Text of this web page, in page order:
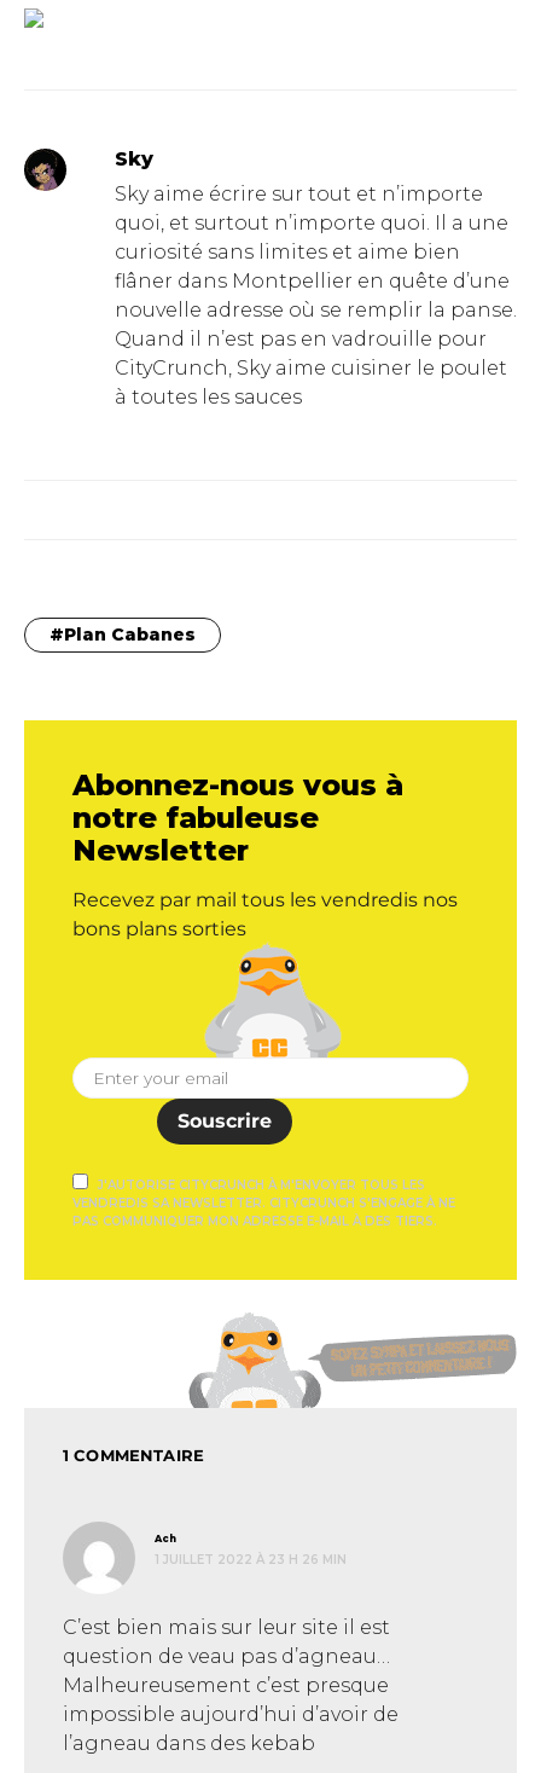
Sky
Sky aime écrire sur tout et n’importe
quoi, et surtout n’importe quoi. Il a une
curiosité sans limites et aime bien
flâner dans Montpellier en quête d’une
nouvelle adresse où se remplir la panse.
Quand il n’est pas en vadrouille pour
CityCrunch, Sky aime cuisiner le poulet
à toutes les sauces
Plan Cabanes
Abonnez-nous vous à
notre fabuleuse
Newsletter
Recevez par mail tous les vendredis nos
bons plans sorties
Souscrire
J'AUTORISE CITYCRUNCH À M'ENVOYER TOUS LES
VENDREDIS SA NEWSLETTER. CITYCRUNCH S'ENGAGE À NE
PAS COMMUNIQUER MON ADRESSE E-MAIL À DES TIERS.
1 COMMENTAIRE
Ach
1 JUILLET 2022 À 23 H 26 MIN
C’est bien mais sur leur site il est
question de veau pas d’agneau…
Malheureusement c’est presque
impossible aujourd’hui d’avoir de
l’agneau dans des kebab